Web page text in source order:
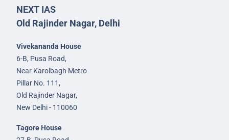
NEXT IAS
Old Rajinder Nagar, Delhi
Vivekananda House
6-B, Pusa Road,
Near Karolbagh Metro
Pillar No. 111,
Old Rajinder Nagar,
New Delhi - 110060
Tagore House